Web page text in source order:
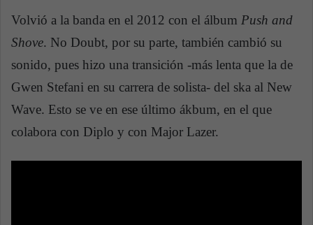
Volvió a la banda en el 2012 con el álbum Push and
Shove. No Doubt, por su parte, también cambió su
sonido, pues hizo una transición -más lenta que la de
Gwen Stefani en su carrera de solista- del ska al New
Wave. Esto se ve en ese último ákbum, en el que
colabora con Diplo y con Major Lazer.